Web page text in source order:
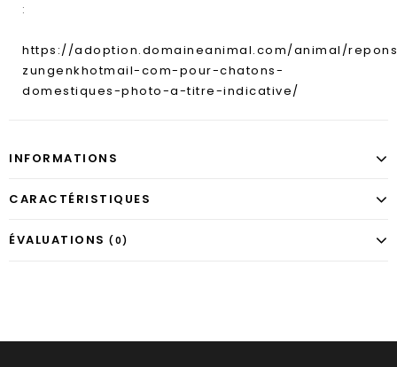
:
https://adoption.domaineanimal.com/animal/
zungenkhotmail-com-pour-chatons-
domestiques-photo-a-titre-indicative/
INFORMATIONS
CARACTÉRISTIQUES
ÉVALUATIONS (0)